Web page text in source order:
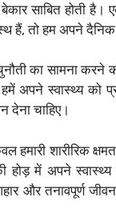
बेकार साबित होती
हैं, तो हम अपने
का सामना करने
अपने स्वास्थ्य को
देना चाहिए।
शारीरिक
होड़ में अपने
और तनावपूर्ण